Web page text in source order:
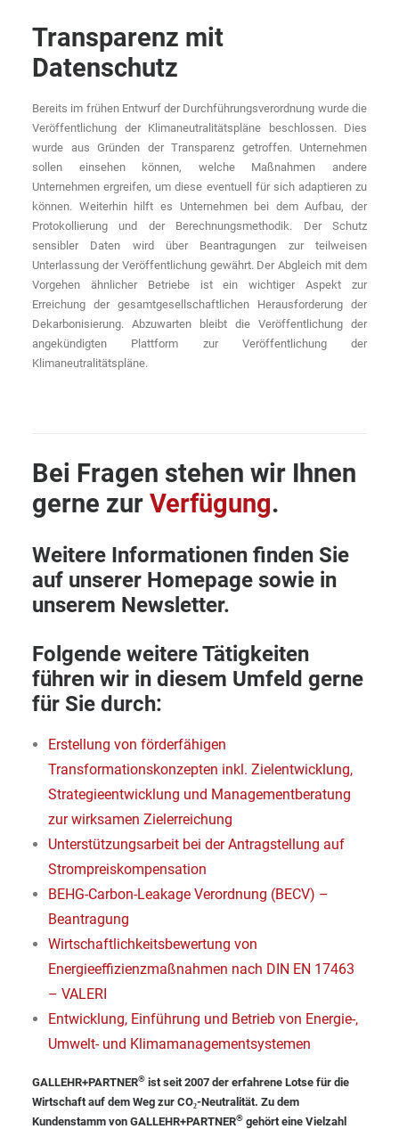
Transparenz mit
Datenschutz
Bereits im frühen Entwurf der Durchführungsverordnung wurde die
Veröffentlichung der Klimaneutralitätspläne beschlossen. Dies
wurde aus Gründen der Transparenz getroffen. Unternehmen
sollen einsehen können, welche Maßnahmen andere
Unternehmen ergreifen, um diese eventuell für sich adaptieren zu
können. Weiterhin hilft es Unternehmen bei dem Aufbau, der
Protokollierung und der Berechnungsmethodik. Der Schutz
sensibler Daten wird über Beantragungen zur teilweisen
Unterlassung der Veröffentlichung gewährt. Der Abgleich mit dem
Vorgehen ähnlicher Betriebe ist ein wichtiger Aspekt zur
Erreichung der gesamtgesellschaftlichen Herausforderung der
Dekarbonisierung. Abzuwarten bleibt die Veröffentlichung der
angekündigten Plattform zur Veröffentlichung der
Klimaneutralitätspläne.
Bei Fragen stehen wir Ihnen
gerne zur Verfügung.
Weitere Informationen finden Sie
auf unserer Homepage sowie in
unserem Newsletter.
Folgende weitere Tätigkeiten
führen wir in diesem Umfeld gerne
für Sie durch:
Erstellung von förderfähigen
Transformationskonzepten inkl. Zielentwicklung,
Strategieentwicklung und Managementberatung
zur wirksamen Zielerreichung
Unterstützungsarbeit bei der Antragstellung auf
Strompreiskompensation
BEHG-Carbon-Leakage Verordnung (BECV) –
Beantragung
Wirtschaftlichkeitsbewertung von
Energieeffizienzmaßnahmen nach DIN EN 17463
– VALERI
Entwicklung, Einführung und Betrieb von Energie-,
Umwelt- und Klimamanagementsystemen
GALLEHR+PARTNER® ist seit 2007 der erfahrene Lotse für die
Wirtschaft auf dem Weg zur CO₂-Neutralität. Zu dem
Kundenstamm von GALLEHR+PARTNER® gehört eine Vielzahl